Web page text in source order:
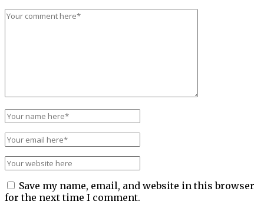
Save my name, email, and website in this browser
for the next time I comment.